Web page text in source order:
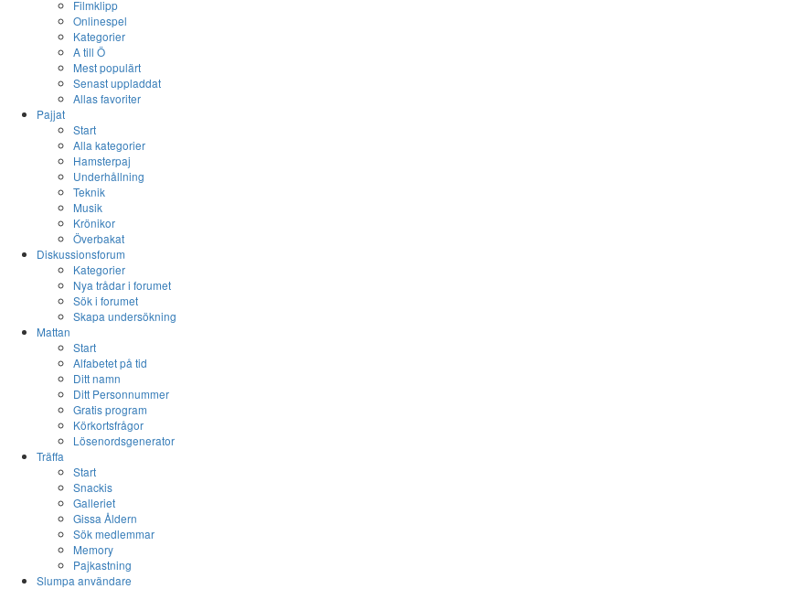
Filmklipp
Onlinespel
Kategorier
A till Ö
Mest populärt
Senast uppladdat
Allas favoriter
Pajjat
Start
Alla kategorier
Hamsterpaj
Underhållning
Teknik
Musik
Krönikor
Överbakat
Diskussionsforum
Kategorier
Nya trådar i forumet
Sök i forumet
Skapa undersökning
Mattan
Start
Alfabetet på tid
Ditt namn
Ditt Personnummer
Gratis program
Körkortsfrågor
Lösenordsgenerator
Träffa
Start
Snackis
Galleriet
Gissa Åldern
Sök medlemmar
Memory
Pajkastning
Slumpa användare